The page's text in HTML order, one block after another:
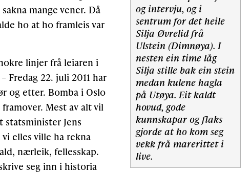
mange vener. Då
ho at ho framleis var
linjer frå leiaren i
Fredag 22. juli 2011 har
og etter. Bomba i Oslo
Mest av alt vil
statsminister Jens
elles ville ha rekna
nærleik, fellesskap.
seg inn i historia
og intervju, og i
sentrum for det heile
Silja Øvrelid frå
Ulstein (Dimnøya). I
nesten ein time låg
Silja stille bak ein stein
medan kulene hagla
på Utøya. Eit kaldt
hovud, gode
kunnskapar og flaks
gjorde at ho kom seg
vekk frå marerittet i
live.